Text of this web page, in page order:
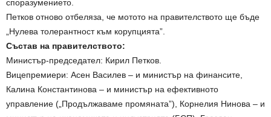
споразумението.
Петков отново отбеляза, че мотото на правителството ще бъде
„Нулева толерантност към корупцията”.
Състав на правителството:
Министър-председател: Кирил Петков.
Вицепремиери: Асен Василев – и министър на финансите,
Калина Константинова – и министър на ефективното
управление („Продължаваме промяната”), Корнелия Нинова – и